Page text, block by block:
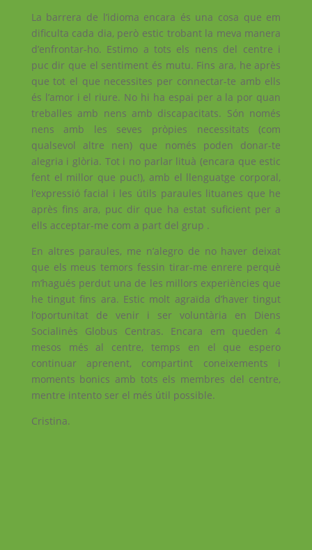
La barrera de l’idioma encara és una cosa que em
dificulta cada dia, però estic trobant la meva manera
d’enfrontar-ho. Estimo a tots els nens del centre i
puc dir que el sentiment és mutu. Fins ara, he après
que tot el que necessites per connectar-te amb ells
és l’amor i el riure. No hi ha espai per a la por quan
treballes amb nens amb discapacitats. Són només
nens amb les seves pròpies necessitats (com
qualsevol altre nen) que només poden donar-te
alegria i glòria. Tot i no parlar lituà (encara que estic
fent el millor que puc!), amb el llenguatge corporal,
l’expressió facial i les útils paraules lituanes que he
après fins ara, puc dir que ha estat suficient per a
ells acceptar-me com a part del grup .
En altres paraules, me n’alegro de no haver deixat
que els meus temors fessin tirar-me enrere perquè
m’hagués perdut una de les millors experiències que
he tingut fins ara. Estic molt agraïda d’haver tingut
l’oportunitat de venir i ser voluntària en Diens
Socialinės Globus Centras. Encara em queden 4
mesos més al centre, temps en el que espero
continuar aprenent, compartint coneixements i
moments bonics amb tots els membres del centre,
mentre intento ser el més útil possible.
Cristina.